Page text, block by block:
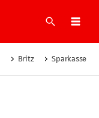
Suche
Britz Sparkasse